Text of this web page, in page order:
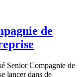
de
Senior Compagnie de
lancer dans de